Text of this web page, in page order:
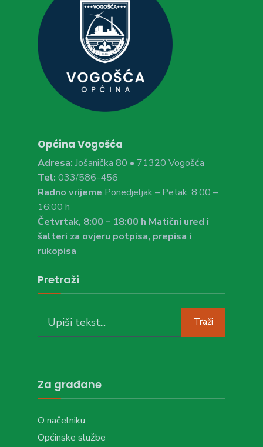
Općina Vogošća
Adresa: Jošanička 80 • 71320 Vogošća
Tel: 033/586-456
Radno vrijeme Ponedjeljak – Petak, 8:00 –
16:00 h
Četvrtak, 8:00 – 18:00 h Matični ured i
šalteri za ovjeru potpisa, prepisa i
rukopisa
Pretraži
for:
Traži
Za građane
O načelniku
Općinske službe